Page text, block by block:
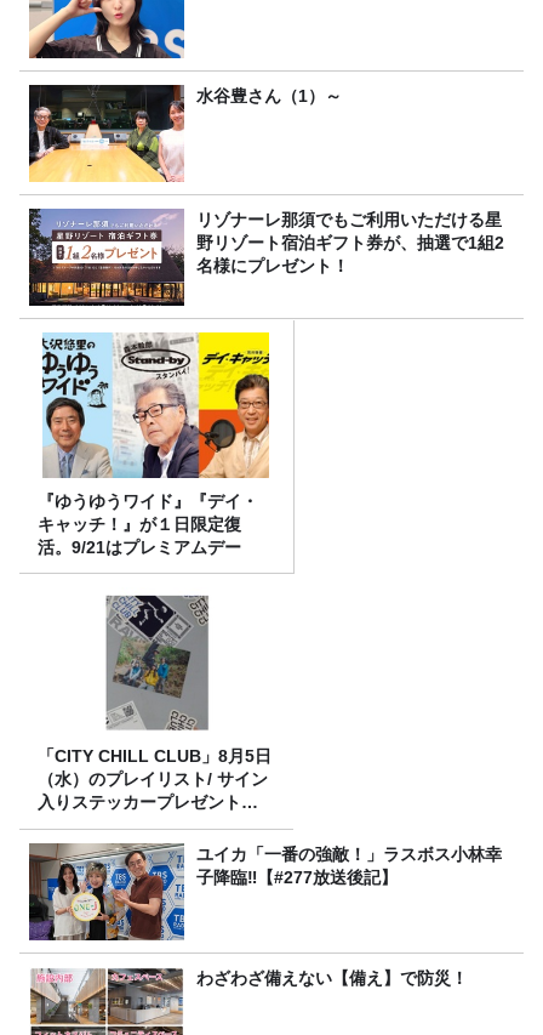
水谷豊さん（1）～
リゾナーレ那須でもご利用いただける星
野リゾート宿泊ギフト券が、抽選で1組2
名様にプレゼント！
『ゆうゆうワイド』『デイ・
キャッチ！』が１日限定復
活。9/21はプレミアムデー
「CITY CHILL CLUB」8月5日
（水）のプレイリスト/ サイン
入りステッカープレゼント有
り
ユイカ「一番の強敵！」ラスボス小林幸
子降臨‼【#277放送後記】
わざわざ備えない【備え】で防災！